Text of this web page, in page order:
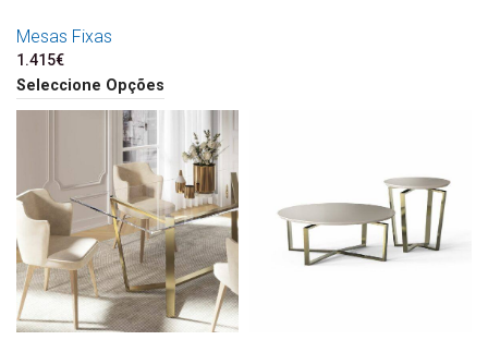
Mesas Fixas
1.415€
Seleccione Opções